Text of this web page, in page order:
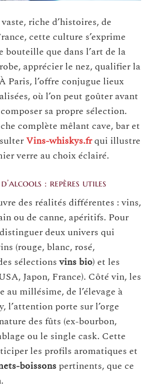
riche d’histoires, de
cette culture s’exprime
bouteille que dans l’art de la
apprécier le nez, qualifier la
Paris, l’offre conjugue lieux
où l’on peut goûter avant
sa propre sélection.
complète mêlant cave, bar et
Vins-whiskys.frqui illustre
verre au choix éclairé.
: repères utiles
des réalités différentes : vins,
ou de canne, apéritifs. Pour
deux univers qui
(rouge, blanc, rosé,
sélectionsvins bio) et les
Japon, France). Côté vin, les
au millésime, de l’élevage à
l’attention porte sur l’orge
des fûts (ex-bourbon,
ou le single cask. Cette
les profils aromatiques et
boissons pertinents, que ce